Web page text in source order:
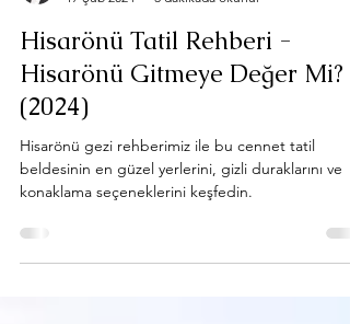
17 Şub 2024
3 dakikada okunur
Hisarönü Tatil Rehberi -
Hisarönü Gitmeye Değer Mi?
(2024)
Hisarönü gezi rehberimiz ile bu cennet tatil
konaklama seçeneklerini keşfedin.